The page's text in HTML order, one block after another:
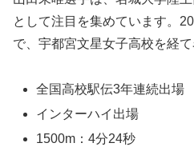
として注目を集めています。
で、宇都宮文星女子高校を経
全国高校駅伝3年連続出場
インターハイ出場
1500m：4分24秒